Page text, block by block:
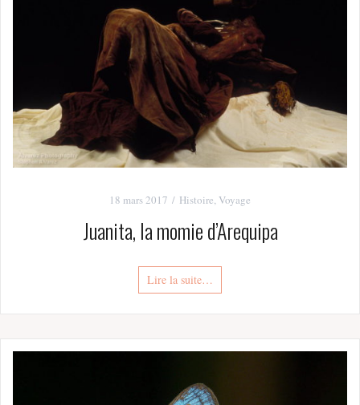
18 mars 2017 Histoire,Voyage
Juanita, la momie d’Arequipa
Lire la suite…